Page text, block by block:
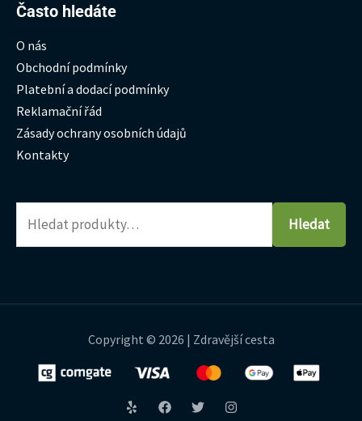
Často hledáte
O nás
Obchodní podmínky
Platební a dodací podmínky
Reklamační řád
Zásady ochrany osobních údajů
Kontakty
Hledat:
Hledat
Copyright © 2026 | Zdravější cesta